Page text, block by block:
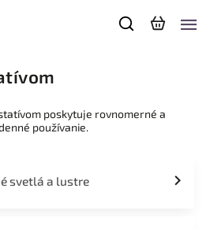
poskytuje rovnomerné a
používanie.
svetlá a lustre